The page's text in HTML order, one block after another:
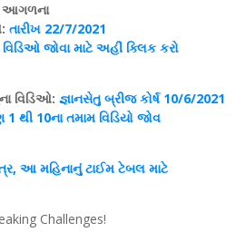
આગળના
: તારીખ 22/7/2021
વિડિઓ જોવા માટે અહીં ક્લિક કરો
વિડિઓ: જ્ઞાનસેતુબ્રીજ કોર્ષ10/6/2021
1 થી 10નાતમામ વિડિયો જોવ
, આ મહિનાનુંટાઈમ ટેબલ માટે
Challenges!